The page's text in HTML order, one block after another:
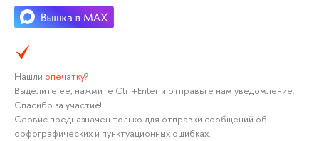
Нашли опечатку?
Выделите её, нажмите Ctrl+Enter и отправьте нам уведомление.
Спасибо за участие!
Сервис предназначен только для отправки сообщений об
орфографических и пунктуационных ошибках.